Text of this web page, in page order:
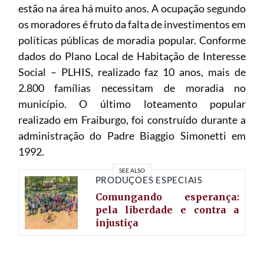
estão na área há muito anos. A ocupação segundo
os moradores é fruto da falta de investimentos em
políticas públicas de moradia popular. Conforme
dados do Plano Local de Habitação de Interesse
Social – PLHIS, realizado faz 10 anos, mais de
2.800 famílias necessitam de moradia no
município. O último loteamento popular
realizado em Fraiburgo, foi construído durante a
administração do Padre Biaggio Simonetti em
1992.
SEE ALSO
PRODUÇÕES ESPECIAIS
Comungando esperança:
pela liberdade e contra a
injustiça